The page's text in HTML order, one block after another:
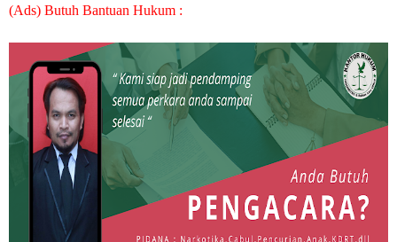
(Ads) Butuh Bantuan Hukum :